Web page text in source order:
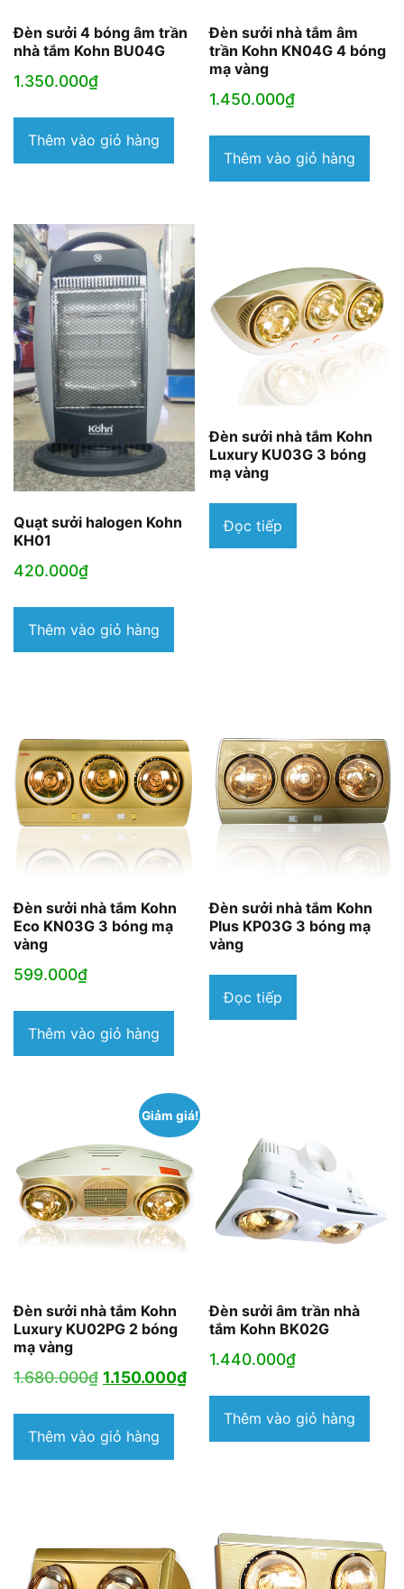
Đèn sưởi 4 bóng âm trần
nhà tắm Kohn BU04G
1.350.000₫
Thêm vào giỏ hàng
Đèn sưởi nhà tắm âm
trần Kohn KN04G 4 bóng
mạ vàng
1.450.000₫
Thêm vào giỏ hàng
Quạt sưởi halogen Kohn
KH01
420.000₫
Thêm vào giỏ hàng
Đèn sưởi nhà tắm Kohn
Luxury KU03G 3 bóng
mạ vàng
Đọc tiếp
Đèn sưởi nhà tắm Kohn
Eco KN03G 3 bóng mạ
vàng
599.000₫
Thêm vào giỏ hàng
Đèn sưởi nhà tắm Kohn
Plus KP03G 3 bóng mạ
vàng
Đọc tiếp
Giảm giá!
Đèn sưởi nhà tắm Kohn
Luxury KU02PG 2 bóng
mạ vàng
1.680.000₫ Giá
là:
1.680.000₫.
1.150.000₫Giá
Thêm vào giỏ hàng
Đèn sưởi âm trần nhà
tắm Kohn BK02G
1.440.000₫
Thêm vào giỏ hàng